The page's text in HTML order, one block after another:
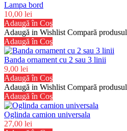
Lampa bord
10,00 lei
Adaugă în Coş
Adaugă in Wishlist Compară produsul
Adaugă în Coş
Banda ornament cu 2 sau 3 linii
9,00 lei
Adaugă în Coş
Adaugă in Wishlist Compară produsul
Adaugă în Coş
Oglinda camion universala
27,00 lei